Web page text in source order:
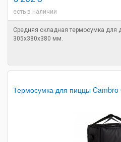
есть в наличии
Средняя складная термосумка для
305х380х380 мм.
Термосумка для пиццы Cambro